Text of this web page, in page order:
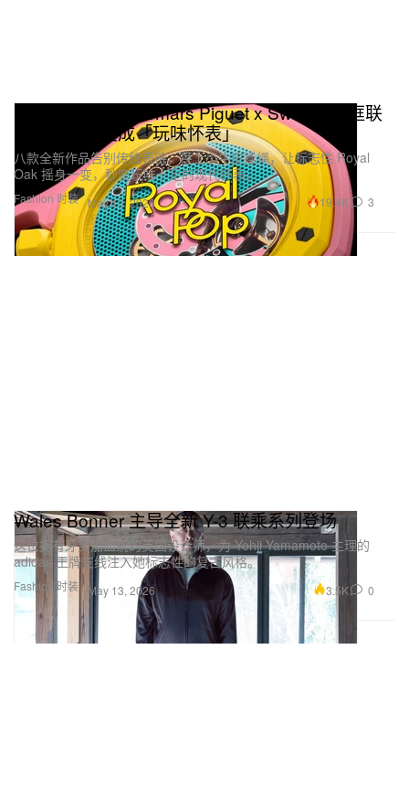
Fashion 时装
Royal Pop：Audemars Piguet x Swatch 破框联
名，把腕表变成「玩味怀表」
八款全新作品告别传统表链，换上小牛皮挂绳，让标志性 Royal
Oak 摇身一变，秒变玩味十足的现代怀表。
May 13, 2026 19.4K 3
Fashion 时装
Wales Bonner 主导全新 Y-3 联乘系列登场
这位拥有牙买加血统的英国设计师，为 Yohji Yamamoto 主理的
adidas 王牌支线注入她标志性的复古风格。
May 13, 2026 3.5K 0